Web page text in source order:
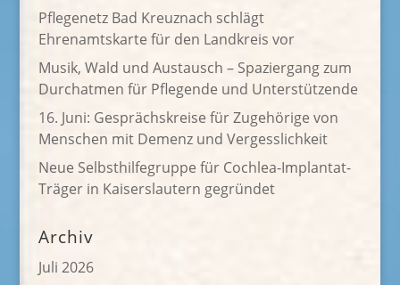
Pflegenetz Bad Kreuznach schlägt
Ehrenamtskarte für den Landkreis vor
Musik, Wald und Austausch – Spaziergang zum
Durchatmen für Pflegende und Unterstützende
16. Juni: Gesprächskreise für Zugehörige von
Menschen mit Demenz und Vergesslichkeit
Neue Selbsthilfegruppe für Cochlea-Implantat-
Träger in Kaiserslautern gegründet
Archiv
Juli 2026